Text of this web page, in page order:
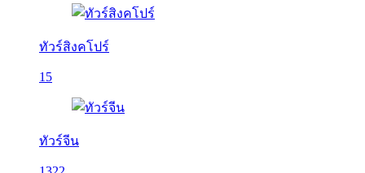
ทัวร์สิงคโปร์
15
ทัวร์จีน